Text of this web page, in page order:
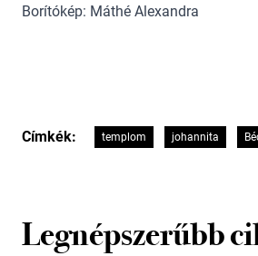
Borítókép: Máthé Alexandra
Címkék: templom johannita
Legnépszerűbb